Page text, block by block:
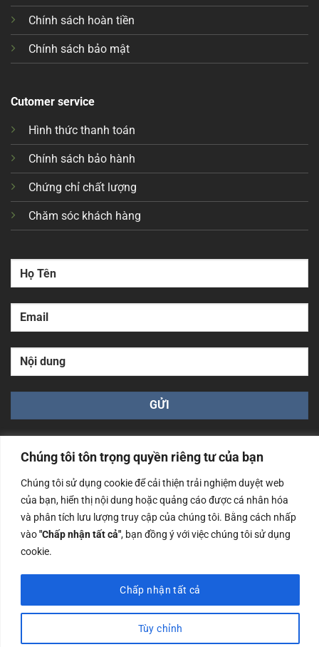
Chúng tôi tôn trọng quyền riêng tư của bạn
Chúng tôi sử dụng cookie để cải thiện trải nghiệm duyệt web
của bạn, hiển thị nội dung hoặc quảng cáo được cá nhân hóa
và phân tích lưu lượng truy cập của chúng tôi. Bằng cách nhấp
vào"Chấp nhận tất cả", bạn đồng ý với việc chúng tôi sử dụng
cookie.
Tùy chỉnh
Chấp nhận tất cả
Chính sách hoàn tiền
Chính sách bảo mật
Cutomer service
Hình thức thanh toán
Chính sách bảo hành
Chứng chỉ chất lượng
Chăm sóc khách hàng
Công ty TNHH Nam Bình Xương - Số ĐKKD: 0108783483
cấp ngày 14/06/2019 bởi Sở Kế Hoạch và Đầu Tư Tp. Hà
Nội
Copyrights @2023 Nam Binh Xuong. All Rights Reserved